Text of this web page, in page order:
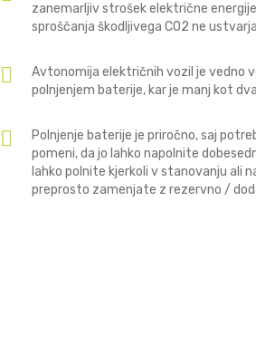
zanemarljiv strošek električne
sproščanja škodljivega CO2 ne
Avtonomija električnih vozil je vedno
polnjenjem baterije, kar je manj kot
Polnjenje baterije je priročno, saj
pomeni, da jo lahko napolnite
lahko polnite kjerkoli v stanovanju ali
preprosto zamenjate z rezervno /